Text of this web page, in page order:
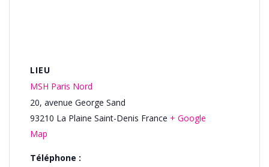
LIEU
MSH Paris Nord
20, avenue George Sand
93210 La Plaine Saint-Denis France + Google
Map
Téléphone :